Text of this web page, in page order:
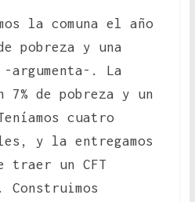
la comuna el año
pobreza y una
argumenta-. La
7% de pobreza y un
cuatro
y la entregamos
traer un CFT